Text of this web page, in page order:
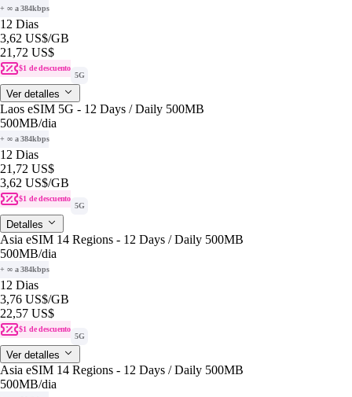
+ ∞ a 384kbps
12 Dias
3,62 US$/GB
21,72 US$
$1 de descuento
5G
Ver detalles
Laos eSIM 5G - 12 Days / Daily 500MB
500MB/dia
+ ∞ a 384kbps
12 Dias
21,72 US$
3,62 US$/GB
$1 de descuento
5G
Detalles
Asia eSIM 14 Regions - 12 Days / Daily 500MB
500MB/dia
+ ∞ a 384kbps
12 Dias
3,76 US$/GB
22,57 US$
$1 de descuento
5G
Ver detalles
Asia eSIM 14 Regions - 12 Days / Daily 500MB
500MB/dia